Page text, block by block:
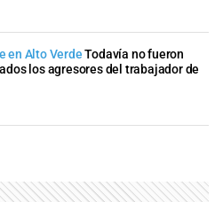
en Alto Verde Todavía no fueron
los agresores del trabajador de